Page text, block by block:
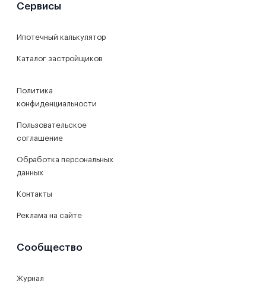
Сервисы
Ипотечный калькулятор
Каталог застройщиков
Политика
конфиденциальности
Пользовательское
соглашение
Обработка персональных
данных
Контакты
Реклама на сайте
Сообщество
Журнал